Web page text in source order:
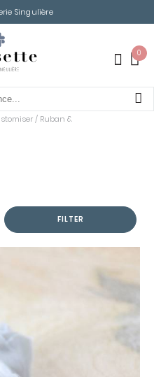
Singulière
0
/ Ruban &
FILTER